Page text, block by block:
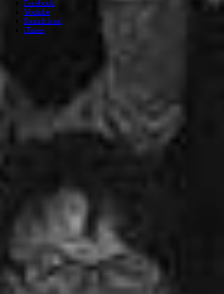
Facebook
Youtube
Soundcloud
iTunes